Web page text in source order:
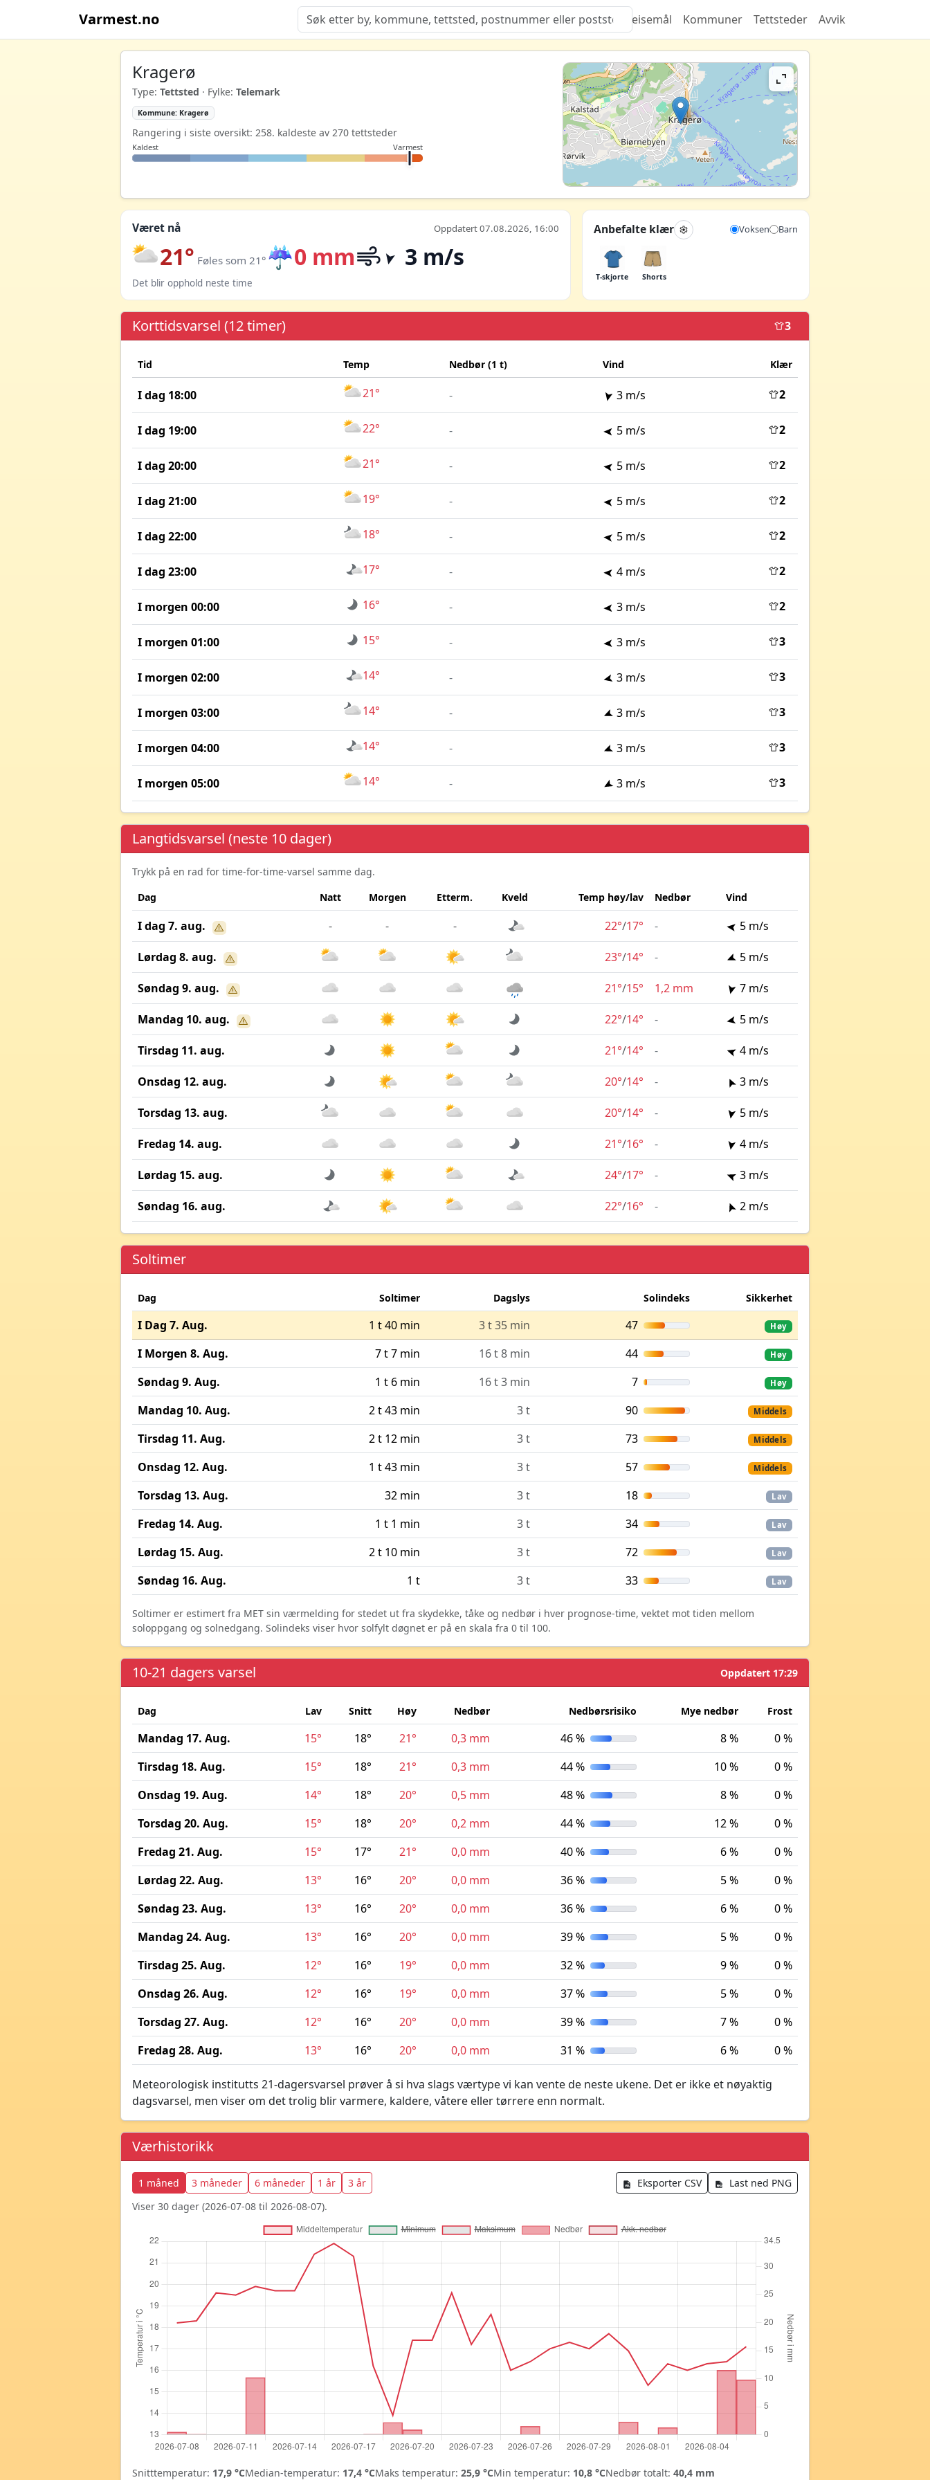
Varmest.no Quiz Reisemål Kommuner Tettsteder Avvik
Kragerø
Type: Tettsted · Fylke: Telemark
Kommune: Kragerø
Rangering i siste oversikt: 258. kaldeste av 270 tettsteder
Kaldest Varmest
Været nå Oppdatert 07.08.2026, 16:00
21° Føles som 21° ☔0 mm 3 m/s
Det blir opphold neste time
Anbefalte klær Voksen Barn
T-skjorte Shorts
Korttidsvarsel (12 timer) 3
Tid Temp Nedbør (1 t) Vind Klær
I dag 18:00 21° - 3 m/s 2
I dag 19:00 22° - 5 m/s 2
I dag 20:00 21° - 5 m/s 2
I dag 21:00 19° - 5 m/s 2
I dag 22:00 18° - 5 m/s 2
I dag 23:00 17° - 4 m/s 2
I morgen 00:00 16° - 3 m/s 2
I morgen 01:00 15° - 3 m/s 3
I morgen 02:00 14° - 3 m/s 3
I morgen 03:00 14° - 3 m/s 3
I morgen 04:00 14° - 3 m/s 3
I morgen 05:00 14° - 3 m/s 3
Langtidsvarsel (neste 10 dager)
Trykk på en rad for time-for-time-varsel samme dag.
Dag
Natt Morgen Etterm. Kveld Temp høy/lav Nedbør Vind
I dag 7. aug. - - - 22°/17° - 5 m/s
Lørdag 8. aug. 23°/14° - 5 m/s
Søndag 9. aug. 21°/15° 1,2 mm 7 m/s
Mandag 10. aug. 22°/14° - 5 m/s
Tirsdag 11. aug. 21°/14° - 4 m/s
Onsdag 12. aug. 20°/14° - 3 m/s
Torsdag 13. aug. 20°/14° - 5 m/s
Fredag 14. aug. 21°/16° - 4 m/s
Lørdag 15. aug. 24°/17° - 3 m/s
Søndag 16. aug. 22°/16° - 2 m/s
Soltimer
Dag Soltimer Dagslys Solindeks Sikkerhet
I Dag 7. Aug. 1 t 40 min 3 t 35 min 47 Høy
I Morgen 8. Aug. 7 t 7 min 16 t 8 min 44 Høy
Søndag 9. Aug. 1 t 6 min 16 t 3 min 7 Høy
Mandag 10. Aug. 2 t 43 min 3 t 90 Middels
Tirsdag 11. Aug. 2 t 12 min 3 t 73 Middels
Onsdag 12. Aug. 1 t 43 min 3 t 57 Middels
Torsdag 13. Aug. 32 min 3 t 18 Lav
Fredag 14. Aug. 1 t 1 min 3 t 34 Lav
Lørdag 15. Aug. 2 t 10 min 3 t 72 Lav
Søndag 16. Aug. 1 t 3 t 33 Lav
Soltimer er estimert fra MET sin værmelding for stedet ut fra skydekke, tåke og nedbør i hver prognose-time, vektet mot tiden mellom
soloppgang og solnedgang. Solindeks viser hvor solfylt døgnet er på en skala fra 0 til 100.
10-21 dagers varsel Oppdatert 17:29
Dag Lav Snitt Høy Nedbør Nedbørsrisiko Mye nedbør Frost
Mandag 17. Aug. 15° 18° 21° 0,3 mm 46 % 8 %
0 %
Tirsdag 18. Aug.
15° 18° 21° 0,3 mm 44 % 10 %
0 %
Onsdag 19. Aug.
14° 18° 20° 0,5 mm 48 % 8 %
0 %
Torsdag 20. Aug.
15° 18° 20° 0,2 mm 44 % 12 %
0 %
Fredag 21. Aug.
15° 17° 21° 0,0 mm 40 % 6 %
0 %
Lørdag 22. Aug.
13° 16° 20° 0,0 mm 36 % 5 %
0 %
Søndag 23. Aug.
13° 16° 20° 0,0 mm 36 % 6 %
0 %
Mandag 24. Aug.
13° 16° 20° 0,0 mm 39 % 5 %
0 %
Tirsdag 25. Aug.
12° 16° 19° 0,0 mm 32 % 9 %
0 %
Onsdag 26. Aug.
12° 16° 19° 0,0 mm 37 % 5 %
0 %
Torsdag 27. Aug.
12° 16° 20° 0,0 mm 39 % 7 %
0 %
Fredag 28. Aug.
13° 16° 20° 0,0 mm 31 % 6 % 0 %
Meteorologisk institutts 21-dagersvarsel prøver å si hva slags værtype vi kan vente de neste ukene. Det er ikke et nøyaktig
dagsvarsel, men viser om det trolig blir varmere, kaldere, våtere eller tørrere enn normalt.
Værhistorikk
1 måned 3 måneder 6 måneder 1 år 3 år Eksporter CSV
Last ned PNG
Viser 30 dager (2026-07-08 til 2026-08-07).
Snitttemperatur: 17,9 °CMedian-temperatur: 17,4 °CMaks temperatur: 25,9 °CMin temperatur: 10,8 °CNedbør totalt: 40,4 mm